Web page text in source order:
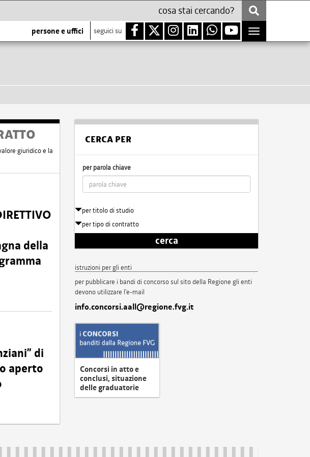
persone e uffici seguici su
Toggle
navigation
giuridico e la
della
di
aperto
CERCA PER
per parola chiave
per titolo di studio
per tipo di contratto
cerca
istruzioni per gli enti
per pubblicare i bandi di concorso sul sito della Regione gli enti
devono utilizzare l'e-mail
info.concorsi.aall@regione.fvg.it
Concorsi in atto e
conclusi, situazione
delle graduatorie